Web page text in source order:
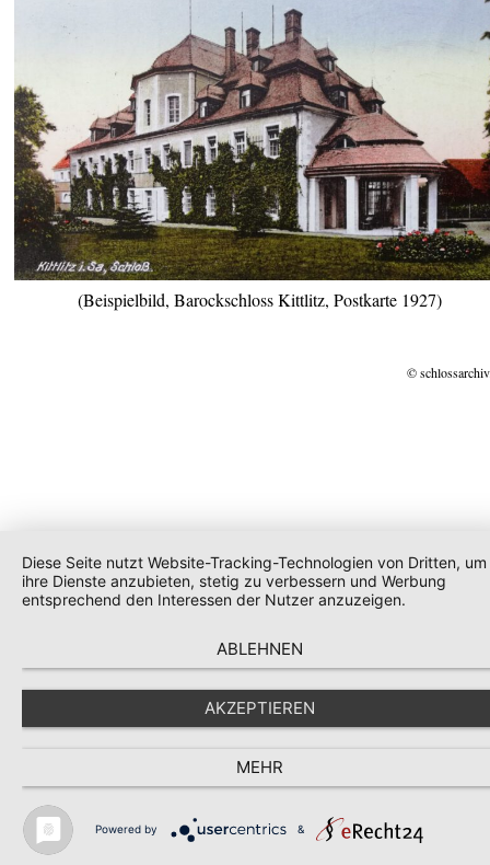
(Beispielbild, Barockschloss Kittlitz, Postkarte 1927)
©
Diese Seite nutzt Website-Tracking-Technologien von Dritten, um
ihre Dienste anzubieten, stetig zu verbessern und Werbung
entsprechend den Interessen der Nutzer anzuzeigen.
ABLEHNEN
AKZEPTIEREN
MEHR
Powered by &